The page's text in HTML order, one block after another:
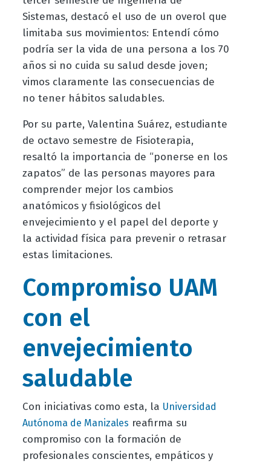
Sistemas, destacó el uso de un overol que
limitaba sus movimientos: Entendí cómo
podría ser la vida de una persona a los 70
años si no cuida su salud desde joven;
vimos claramente las consecuencias de
no tener hábitos saludables.
Por su parte, Valentina Suárez, estudiante
de octavo semestre de Fisioterapia,
resaltó la importancia de “ponerse en los
zapatos” de las personas mayores para
comprender mejor los cambios
anatómicos y fisiológicos del
envejecimiento y el papel del deporte y
la actividad física para prevenir o retrasar
estas limitaciones.
Compromiso UAM
con el
envejecimiento
saludable
Con iniciativas como esta, la Universidad
Autónoma de Manizales reafirma su
compromiso con la formación de
profesionales conscientes, empáticos y